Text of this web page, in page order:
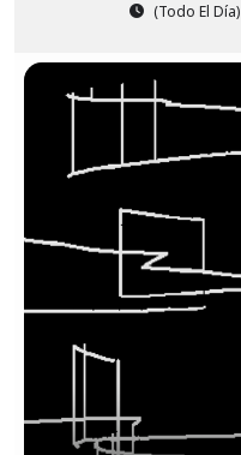
(Todo El Día)